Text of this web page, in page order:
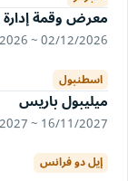
معرض وقمة إدارة
02/12/2026 ~ 04/12/2026
اسطنبول
ميليبول باريس
16/11/2027 ~ 19/11/2027
إيل دو فرانس